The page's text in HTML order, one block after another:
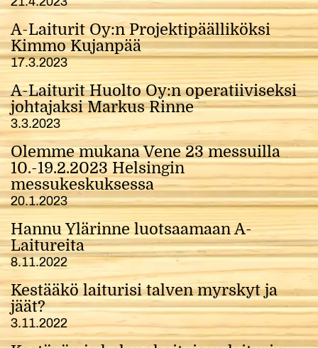
A-Laiturit Oy:n Projektipäälliköksi
Kimmo Kujanpää
17.3.2023
A-Laiturit Huolto Oy:n operatiiviseksi
johtajaksi Markus Rinne
3.3.2023
Olemme mukana Vene 23 messuilla
10.-19.2.2023 Helsingin
messukeskuksessa
20.1.2023
Hannu Ylärinne luotsaamaan A-
Laitureita
8.11.2022
Kestääkö laiturisi talven myrskyt ja
jäät?
3.11.2022